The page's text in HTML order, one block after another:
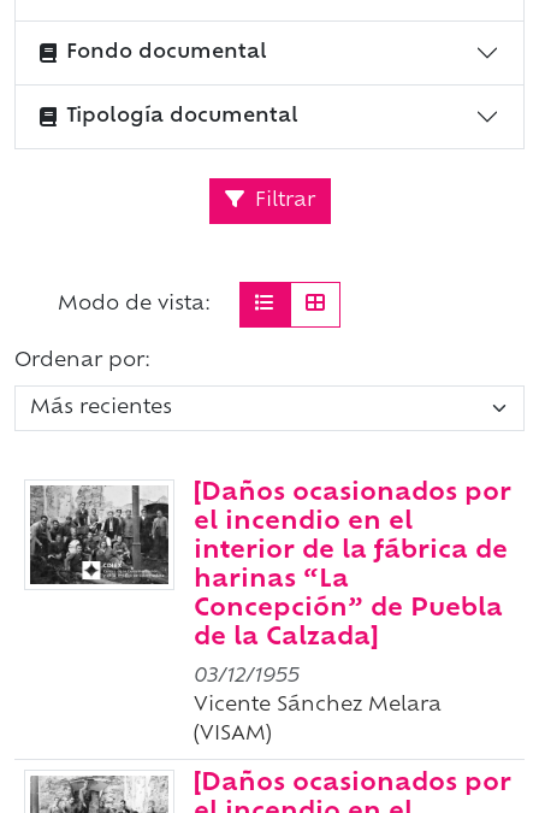
Fondo documental
Tipología documental
Filtrar
Modo de vista:
Ordenar por:
[Daños ocasionados por
el incendio en el
interior de la fábrica de
harinas “La
Concepción” de Puebla
de la Calzada]
03/12/1955
Vicente Sánchez Melara
(VISAM)
[Daños ocasionados por